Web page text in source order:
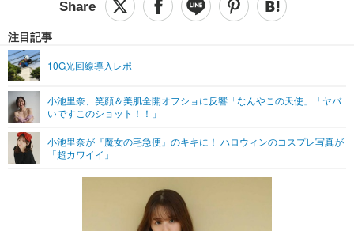
ショッピング その他
エンタメTOP 映画・ドラマ
グラビア
ショッピング その他
ライフTOP
その他
リリース一覧
プッシュ通知の停止方法
注目記事
10G光回線導入レポ
小池里奈、笑顔＆美肌全開オフショに反響「なんやこの天使」「ヤバ
いですこのショット！！」
小池里奈が『魔女の宅急便』のキキに！ ハロウィンのコスプレ写真が
「超カワイイ」